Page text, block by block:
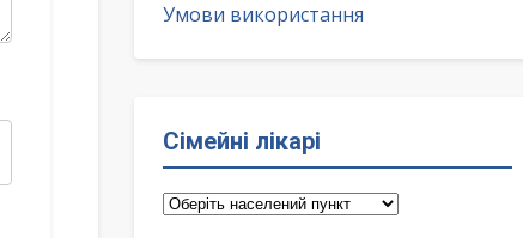
Умови використання
Сімейні лікарі
Сімейні